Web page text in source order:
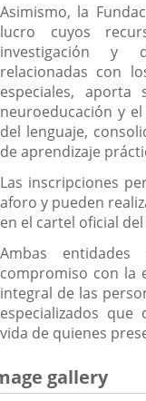
Asimismo, la
lucro cuyos
investigación y
relacionadas con
especiales,
neuroeducación y
del lenguaje,
de aprendizaje
Las inscripciones
aforo y pueden
en el cartel oficial
Ambas
compromiso con la
integral de las
especializados
vida de quienes
gallery